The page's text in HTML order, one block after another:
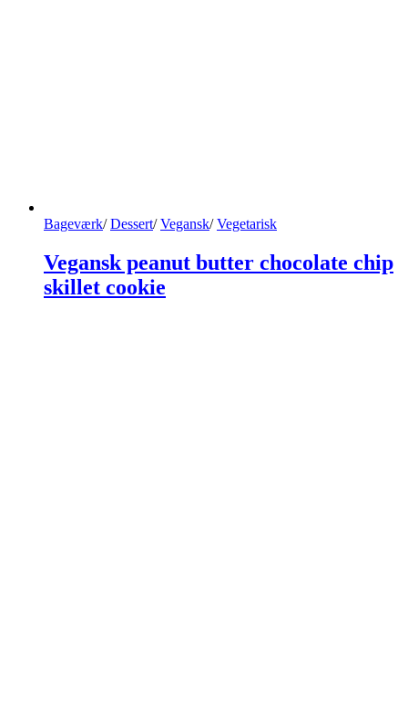
Bageværk/ Dessert/ Vegansk/ Vegetarisk
Vegansk peanut butter chocolate chip
skillet cookie